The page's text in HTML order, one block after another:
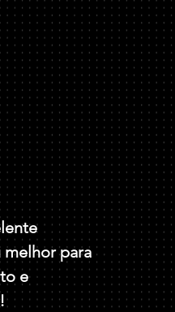
melhor para
e